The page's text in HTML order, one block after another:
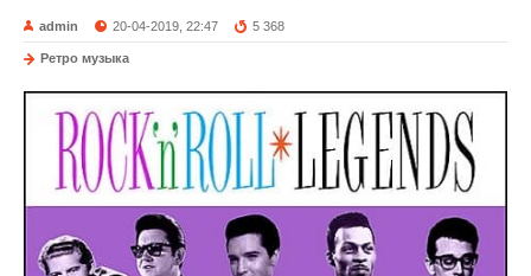
admin 20-04-2019, 22:47 5 368
Ретро музыка